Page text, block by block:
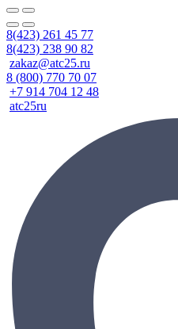
8(423) 261 45 77
8(423) 238 90 82
zakaz@atc25.ru
8 (800) 770 70 07
+7 914 704 12 48
atc25ru